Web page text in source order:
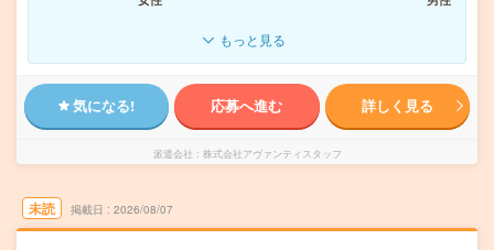
もっと見る
気になる! 応募へ進む 詳しく見る
派遣会社 株式会社アヴァンティスタッフ
未読 掲載日 2026/08/07